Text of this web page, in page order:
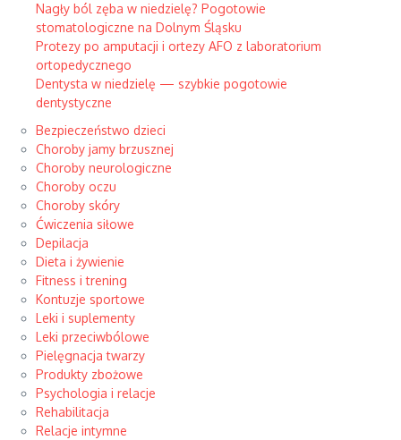
Nagły ból zęba w niedzielę? Pogotowie
stomatologiczne na Dolnym Śląsku
Protezy po amputacji i ortezy AFO z laboratorium
ortopedycznego
Dentysta w niedzielę — szybkie pogotowie
dentystyczne
Bezpieczeństwo dzieci
Choroby jamy brzusznej
Choroby neurologiczne
Choroby oczu
Choroby skóry
Ćwiczenia siłowe
Depilacja
Dieta i żywienie
Fitness i trening
Kontuzje sportowe
Leki i suplementy
Leki przeciwbólowe
Pielęgnacja twarzy
Produkty zbożowe
Psychologia i relacje
Rehabilitacja
Relacje intymne